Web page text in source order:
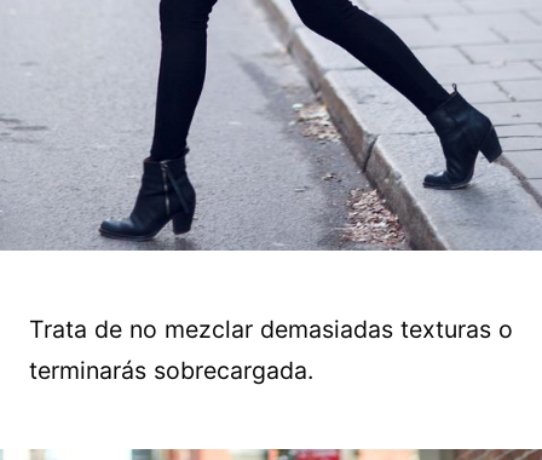
Trata de no mezclar demasiadas texturas o
terminarás sobrecargada.